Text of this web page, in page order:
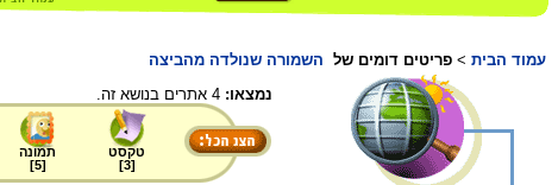
עמוד הבית > פריטים דומים של השמורה שנולדה מהביצה
נמצאו:
טקסט
[
3
]
תמונה
[
5
]